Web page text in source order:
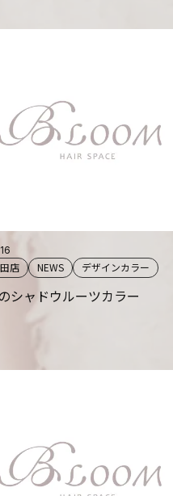
店 NEWS デザインカラー
シャドウルーツカラー